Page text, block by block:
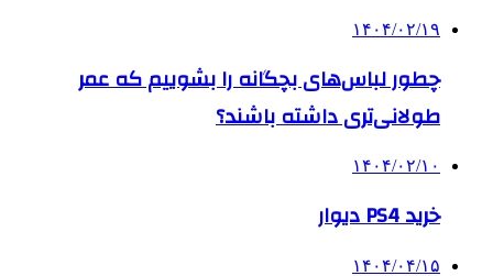
۱۴۰۴/۰۲/۱۹
چطور لباس‌های بچگانه را بشوییم که عمر
طولانی‌تری داشته باشند؟
۱۴۰۴/۰۲/۱۰
خرید PS4 دیوار
۱۴۰۴/۰۴/۱۵